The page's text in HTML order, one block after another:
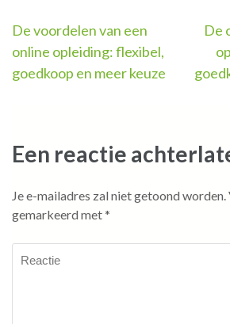
Berichtnavigatie
De voordelen van een
online opleiding: flexibel,
goedkoop en meer keuze
De
Een reactie
Je e-mailadres zal niet getoond worden.
gemarkeerd met*